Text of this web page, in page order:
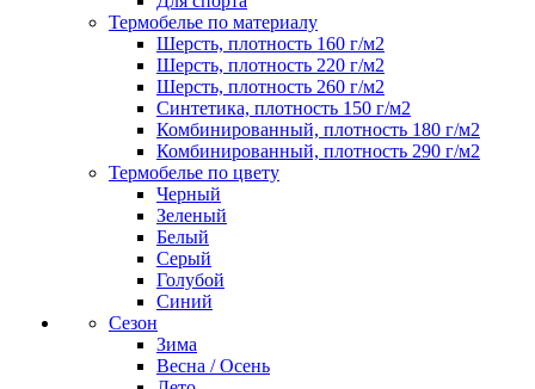
Термобелье по материалу
Шерсть, плотность 160 г/м2
Шерсть, плотность 220 г/м2
Шерсть, плотность 260 г/м2
Синтетика, плотность 150 г/м2
Комбинированный, плотность 180 г/м2
Комбинированный, плотность 290 г/м2
Термобелье по цвету
Черный
Зеленый
Белый
Серый
Голубой
Синий
Сезон
Зима
Весна / Осень